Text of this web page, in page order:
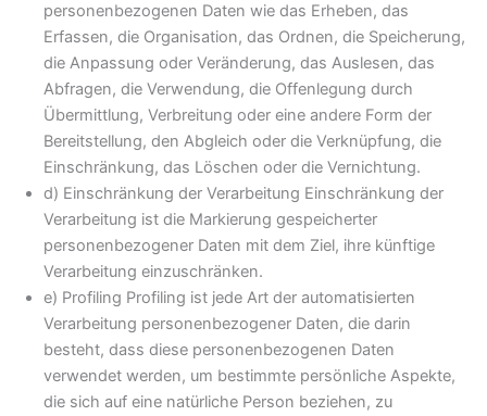
personenbezogenen Daten wie das Erheben, das
Erfassen, die Organisation, das Ordnen, die Speicherung,
die Anpassung oder Veränderung, das Auslesen, das
Abfragen, die Verwendung, die Offenlegung durch
Übermittlung, Verbreitung oder eine andere Form der
Bereitstellung, den Abgleich oder die Verknüpfung, die
Einschränkung, das Löschen oder die Vernichtung.
d) Einschränkung der Verarbeitung Einschränkung der
Verarbeitung ist die Markierung gespeicherter
personenbezogener Daten mit dem Ziel, ihre künftige
Verarbeitung einzuschränken.
e) Profiling Profiling ist jede Art der automatisierten
Verarbeitung personenbezogener Daten, die darin
besteht, dass diese personenbezogenen Daten
verwendet werden, um bestimmte persönliche Aspekte,
die sich auf eine natürliche Person beziehen, zu